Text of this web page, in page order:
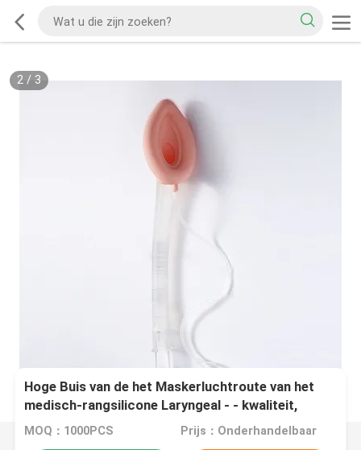
2/ 3
Hoge Buis van de het Maskerluchtroute van het
medisch-rangsilicone Laryngeal - - kwaliteit,
volkomen Geschikt & Comfortabel
MOQ：1000PCS Prijs：Onderhandelbaar